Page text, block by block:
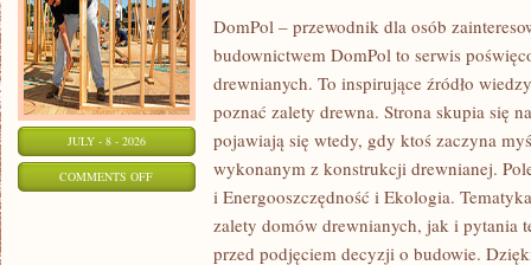
JULY - 8 - 2026
COMMENTS OFFON
DomPol – przewodnik dla osób
budownictwem DomPol to serwis
drewnianych. To inspirujące źródło
poznać zalety drewna. Strona skupia się
pojawiają się wtedy, gdy ktoś zaczyna
wykonanym z konstrukcji drewnianej.
i Energooszczędność i Ekologia.
zalety domów drewnianych, jak i pytania
przed podjęciem decyzji o budowie.